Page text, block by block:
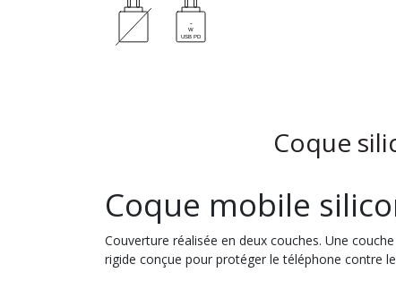
Coque
Coque mobile
Couverture réalisée en deux couches. Une
rigide conçue pour protéger le téléphone contre